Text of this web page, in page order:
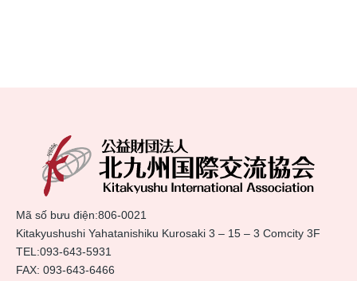
Mã số bưu điện:806-0021
Kitakyushushi Yahatanishiku Kurosaki 3 – 15 – 3 Comcity 3F
TEL:093-643-5931
FAX: 093-643-6466